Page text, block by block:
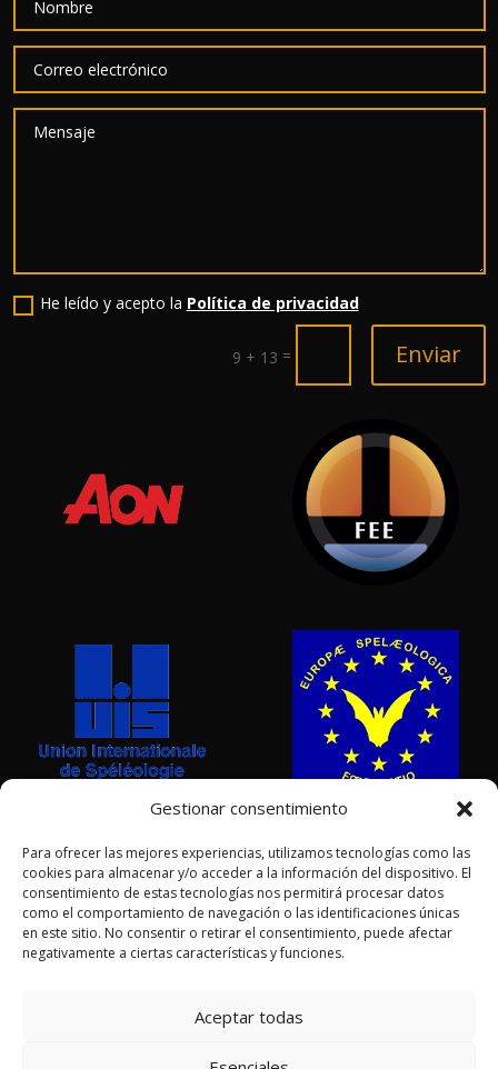
Gestionar consentimiento
Para ofrecer las mejores experiencias, utilizamos tecnologías como las
cookies para almacenar y/o acceder a la información del dispositivo. El
consentimiento de estas tecnologías nos permitirá procesar datos
como el comportamiento de navegación o las identificaciones únicas
en este sitio. No consentir o retirar el consentimiento, puede afectar
negativamente a ciertas características y funciones.
Aceptar todas
He leído y acepto la Política de privacidad
9 + 13 = Enviar
AGRADECIMIENTOS POR LAS FOTOGRAFÍAS:
Adrián Vázquez • Roberto García • Fco Javier Ruíz Zubicoa